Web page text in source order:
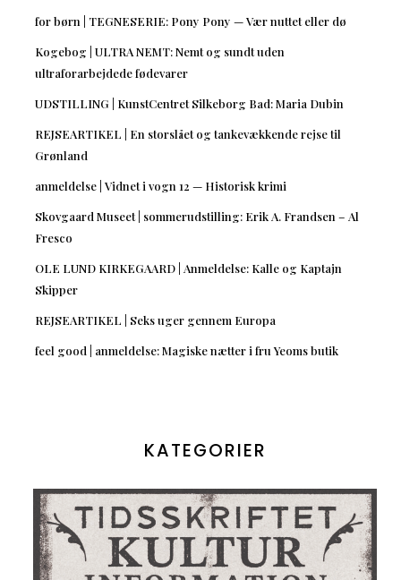
for børn | TEGNESERIE: Pony Pony — Vær nuttet eller dø
Kogebog | ULTRA NEMT: Nemt og sundt uden
ultraforarbejdede fødevarer
UDSTILLING | KunstCentret Silkeborg Bad: Maria Dubin
REJSEARTIKEL | En storslået og tankevækkende rejse til
Grønland
anmeldelse | Vidnet i vogn 12 — Historisk krimi
Skovgaard Museet | sommerudstilling: Erik A. Frandsen – Al
Fresco
OLE LUND KIRKEGAARD | Anmeldelse: Kalle og Kaptajn
Skipper
REJSEARTIKEL | Seks uger gennem Europa
feel good | anmeldelse: Magiske nætter i fru Yeoms butik
KATEGORIER